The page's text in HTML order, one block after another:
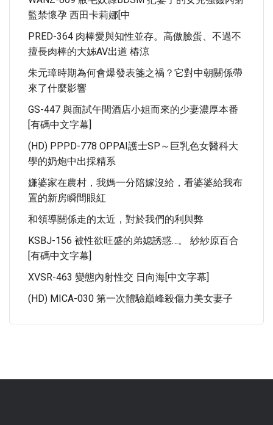
監禁懷孕 西田卡莉娜[中
PRED-364 肉棒愛與知性並存。高傲臉蛋、不過不
擅長肉棒的大姊AV出道 椿涼
朱元璋時期為何會爆發表箋之禍？它對中朝關係帶
來了什麼影響
GS-447 與面試午間酒店小姐而來的少妻濃厚本番
[有碼中文字幕]
(HD) PPPD-778 OPPAI護士SP～巨乳色女醫科大
學的奶炮中出採精系
嫌婆家在農村，我媽一分陪嫁沒給，看婆婆給我布
置的新房瞬間眼紅
和領導關係走的太近，對於我們的利與弊
KSBJ-156 被性欲旺盛的弟媳誘惑…。 紗紗原百合
[有碼中文字幕]
XVSR-463 變態內射性交 日向海[中文字幕]
(HD) MICA-030 第一次體驗巔峰殺傷力美女妻子